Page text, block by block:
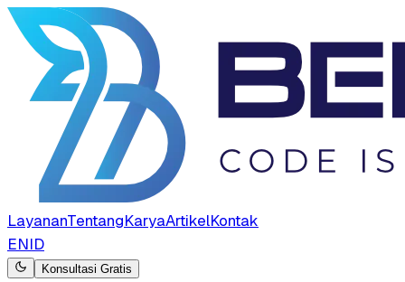
LayananTentangKaryaArtikelKontak
ENID
Konsultasi Gratis